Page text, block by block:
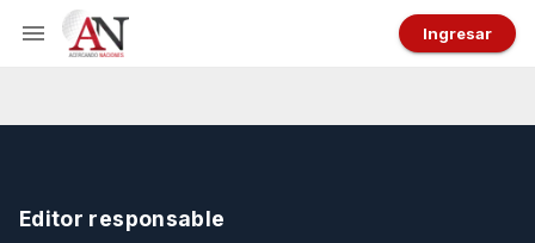
Ingresar
Editor responsable